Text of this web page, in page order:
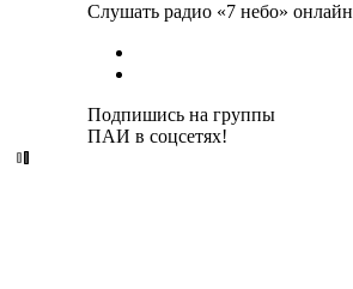
Слушать радио «7 небо» онлайн
Подпишись на группы
ПАИ в соцсетях!